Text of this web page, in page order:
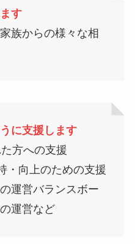
す
族からの様々な相
に支援します
方への支援
・向上のための支援
運営バランスボー
運営など